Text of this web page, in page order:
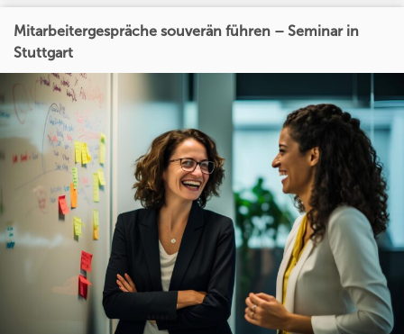
Mitarbeitergespräche souverän führen – Seminar in
Stuttgart